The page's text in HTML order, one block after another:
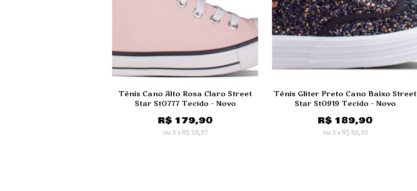
Tênis Cano Alto Rosa Claro Street
Star St0777 Tecido - Novo
R$ 179,90
ou 3 x R$ 59,97
Tênis Gliter Preto Cano Baixo Street
Star St0919 Tecido - Novo
R$ 189,90
ou 3 x R$ 63,30